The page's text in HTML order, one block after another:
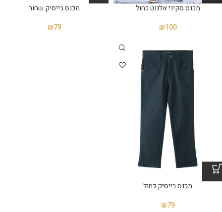
מכנס סקיני אלגנט כחול
₪100
מכנס בייסיק שחור
₪79
מכנס בייסיק כחול
₪79